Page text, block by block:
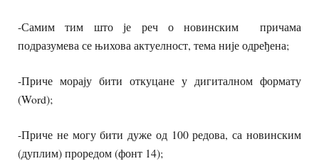
-Самим тим што је реч о новинским причама
подразумева се њихова актуелност, тема није одређена;
-Приче морају бити откуцане у дигиталном формату
(Word);
-Приче не могу бити дуже од 100 редова, са новинским
(дуплим) проредом (фонт 14);